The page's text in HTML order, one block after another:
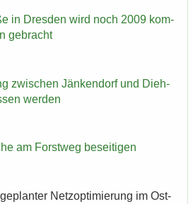
in Dres­den wird noch 2009 kom­
ge­bracht
zwi­schen Jän­ken­dorf und Dieh­
wer­den
am Forst­weg be­sei­ti­gen
Netz­op­ti­mie­rung im Ost­